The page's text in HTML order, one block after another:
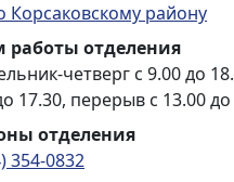
Корсаковскому району
работы отделения
четверг с 9.00 до
17.30, перерыв с 13.00
отделения
354-0832